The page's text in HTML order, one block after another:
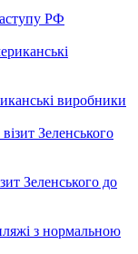
РФ
виробники
Зеленського до